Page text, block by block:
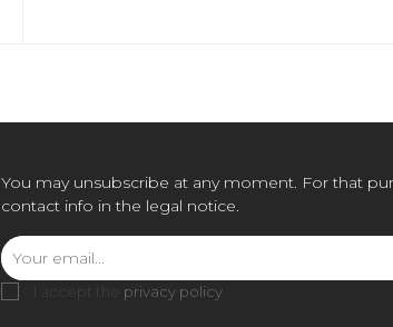
You may unsubscribe at any moment. For that
contact info in the legal notice.
I accept the privacy policy